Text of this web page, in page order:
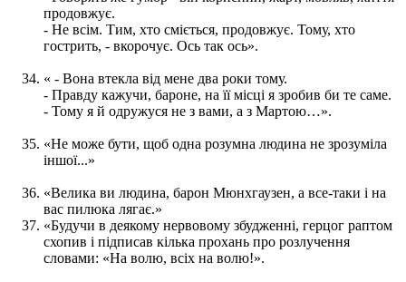
продовжує.
- Не всім. Тим, хто сміється, продовжує. Тому, хто
гострить, - вкорочує. Ось так ось».
« - Вона втекла від мене два роки тому.
- Правду кажучи, бароне, на її місці я зробив би те саме.
- Тому я й одружуся не з вами, а з Мартою…».
«Не може бути, щоб одна розумна людина не зрозуміла
іншої...»
«Велика ви людина, барон Мюнхгаузен, а все-таки і на
вас пилюка лягає.»
«Будучи в деякому нервовому збудженні, герцог раптом
схопив і підписав кілька прохань про розлучення
словами: «На волю, всіх на волю!».